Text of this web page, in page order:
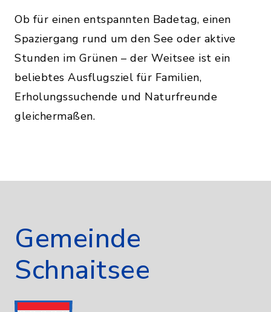
Ob für einen entspannten Badetag, einen
Spaziergang rund um den See oder aktive
Stunden im Grünen – der Weitsee ist ein
beliebtes Ausflugsziel für Familien,
Erholungssuchende und Naturfreunde
gleichermaßen.
Gemeinde
Schnaitsee